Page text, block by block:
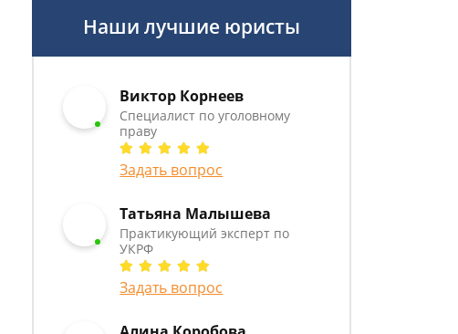
Наши лучшие юристы
Виктор Корнеев
Cпециалист по уголовному
праву
Задать вопрос
Татьяна Малышева
Практикующий эксперт по
УКРФ
Задать вопрос